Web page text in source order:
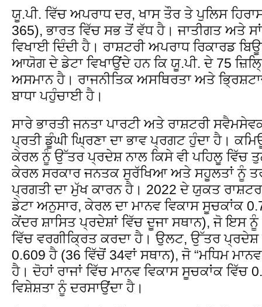
ਯੂ.ਪੀ. ਵਿੱਚ ਅਪਰਾਧ ਦਰ, ਖਾਸ ਤੌਰ ਤੇ ਪੁਲਿਸ
365), ਭਾਰਤ ਵਿੱਚ ਸਭ ਤੋਂ ਵੱਧ ਹੈ। ਜਾਤੀਗਤ ਅਤੇ
ਵਿਖਾਈ ਦਿੰਦੀ ਹੈ। ਰਾਸ਼ਟਰੀ ਅਪਰਾਧ ਰਿਕਾਰਡ
ਆਯੋਗ ਦੇ ਡੇਟਾ ਵਿਖਾਉਂਦੇ ਹਨ ਕਿ ਯੂ.ਪੀ. ਦੇ 75
ਅਸਮਾਨ ਹੈ। ਰਾਜਨੀਤਿਕ ਅਸਥਿਰਤਾ ਅਤੇ
ਬਾਧਾ ਪਹੁੰਚਾਈ ਹੈ।
ਸਾਰੇ ਭਾਰਤੀ ਜਨਤਾ ਪਾਰਟੀ ਅਤੇ ਰਾਸ਼ਟਰੀ
ਪ੍ਰਤੀ ਡੂੰਘੀ ਘ੍ਰਿਣਾ ਦਾ ਭਾਵ ਪ੍ਰਗਟ ਹੁੰਦਾ ਹੈ।
ਕੇਰਲ ਨੂੰ ਉੱਤਰ ਪ੍ਰਦੇਸ਼ ਨਾਲ ਕਿਸੇ ਵੀ ਪਹਿਲੂ ਵਿੱਚ
ਕੇਰਲ ਸਰਕਾਰ ਜਨਤਕ ਸੁਰੱਖਿਆ ਅਤੇ ਸਹੂਲਤਾਂ ਨੂੰ
ਪ੍ਰਗਤੀ ਦਾ ਮੁੱਖ ਕਾਰਨ ਹੈ। 2022 ਦੇ ਯੁਕਤ
ਡੇਟਾ ਅਨੁਸਾਰ, ਕੇਰਲ ਦਾ ਮਾਨਵ ਵਿਕਾਸ ਸੂਚਕਾਂਕ
ਕੇਂਦਰ ਸ਼ਾਸਿਤ ਪ੍ਰਦੇਸ਼ਾਂ ਵਿੱਚ ਦੂਜਾ ਸਥਾਨ), ਜੋ ਇਸ ਨੂੰ
ਵਿੱਚ ਵਰਗੀਕ੍ਰਿਤ ਕਰਦਾ ਹੈ। ਉਲਟ, ਉੱਤਰ ਪ੍ਰਦੇਸ਼
0.609 ਹੈ (36 ਵਿੱਚੋਂ 34ਵਾਂ ਸਥਾਨ), ਜੋ “ਮਧਿਮ
ਹੈ। ਦੋਹਾਂ ਰਾਜਾਂ ਵਿੱਚ ਮਾਨਵ ਵਿਕਾਸ ਸੂਚਕਾਂਕ
ਵਿਸ਼ੇਸ਼ਤਾ ਨੂੰ ਦਰਸਾਉਂਦਾ ਹੈ।